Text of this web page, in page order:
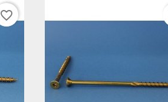
favorite_border